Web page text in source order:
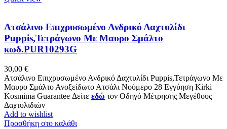
Ατσάλινο Επιχρυσωμένο Ανδρικό Δαχτυλίδι
Puppis,Τετράγωνο Με Mαυρο Σμάλτο
κωδ.PUR10293G
30,00 €
Ατσάλινο Επιχρυσωμένο Ανδρικό Δαχτυλίδι Puppis,Τετράγωνο Με
Mαυρο Σμάλτο Ανοξείδωτο Ατσάλι Νούμερο 28 Εγγύηση Kirki
Kosmima Guarantee Δείτε εδώ τον Οδηγό Μέτρησης Μεγέθους
Δαχτυλιδιών
Add to wishlist
Προσθήκη στο καλάθι